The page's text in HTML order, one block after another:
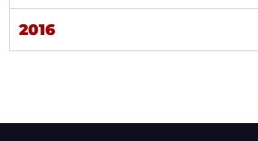
2016